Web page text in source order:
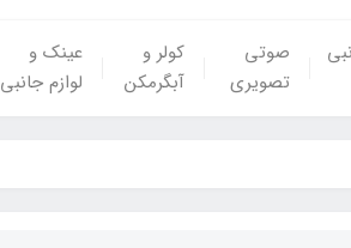
صوتی
تصویری
کولر و
آبگرمکن
عینک و
لوازم جانبی